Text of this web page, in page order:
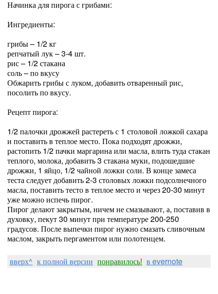
Начинка для пирога с грибами:
Ингредиенты:
грибы – 1/2 кг
репчатый лук – 3-4 шт.
рис – 1/2 стакана
соль – по вкусу
Обжарить грибы с луком, добавить отваренный рис,
посолить по вкусу.
Рецепт пирога:
1/2 палочки дрожжей растереть с 1 столовой ложкой сахара
и поставить в теплое место. Пока подходят дрожжи,
растопить 1/2 пачки маргарина или масла, влить туда стакан
теплого, молока, добавить 3 стакана муки, подошедшие
дрожжи, 1 яйцо, 1/2 чайной ложки соли. В конце замеса
теста следует добавить 2-3 столовых ложки подсолнечного
масла, поставить тесто в теплое место и через 20-30 минут
уже можно испечь пирог.
Пирог делают закрытым, ничем не смазывают, а, поставив в
духовку, пекут 30 минут при температуре 200-250
градусов. После выпечки пирог нужно смазать сливочным
маслом, закрыть пергаментом или полотенцем.
вверх^ к полной версии понравилось! в evernote